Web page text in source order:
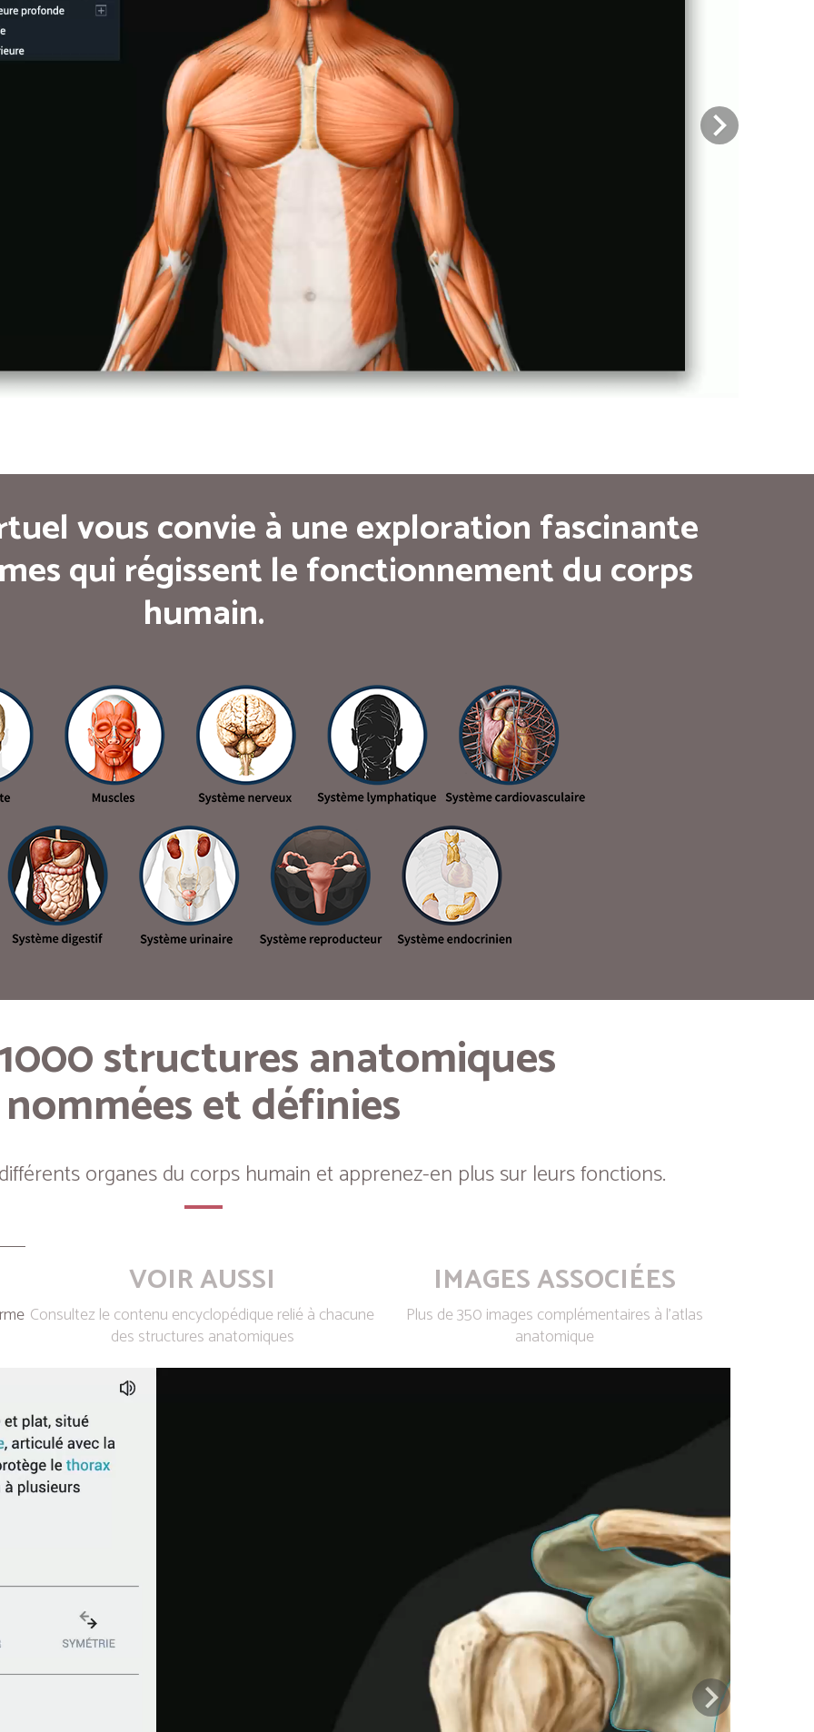
vous convie à une exploration fascinante
qui régissent le fonctionnement du corps
humain.
structures anatomiques
nommées et définies
organes du corps humain et apprenez-en plus sur leurs fonctions.
VOIR AUSSI
Consultez le contenu encyclopédique relié à chacune
des structures anatomiques
IMAGES ASSOCIÉES
Plus de 350 images complémentaires à l’atlas
anatomique